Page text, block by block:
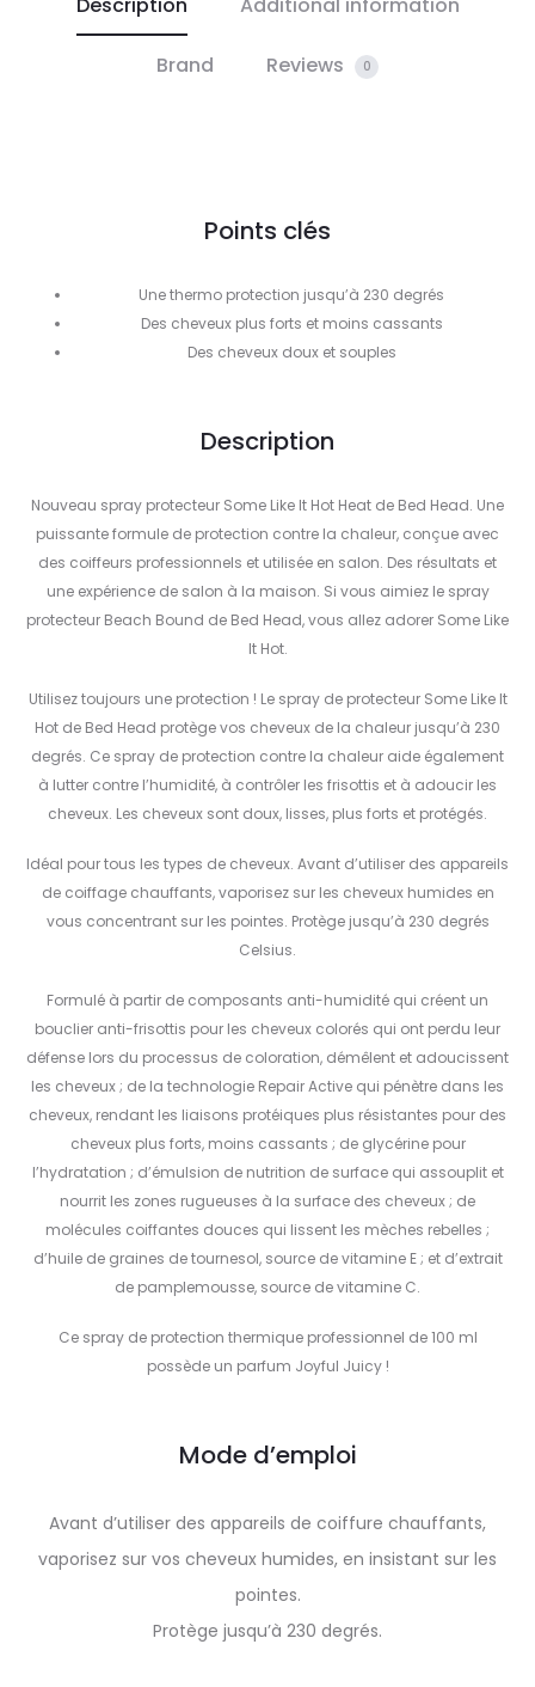
Brand Reviews 0
Points clés
Une thermo protection jusqu’à 230 degrés
Des cheveux plus forts et moins cassants
Des cheveux doux et souples
Description
Nouveau spray protecteur Some Like It Hot Heat de Bed Head. Une
puissante formule de protection contre la chaleur, conçue avec
des coiffeurs professionnels et utilisée en salon. Des résultats et
une expérience de salon à la maison. Si vous aimiez le spray
protecteur Beach Bound de Bed Head, vous allez adorer Some Like
It Hot.
Utilisez toujours une protection ! Le spray de protecteur Some Like It
Hot de Bed Head protège vos cheveux de la chaleur jusqu’à 230
degrés. Ce spray de protection contre la chaleur aide également
à lutter contre l’humidité, à contrôler les frisottis et à adoucir les
cheveux. Les cheveux sont doux, lisses, plus forts et protégés.
Idéal pour tous les types de cheveux. Avant d’utiliser des appareils
de coiffage chauffants, vaporisez sur les cheveux humides en
vous concentrant sur les pointes. Protège jusqu’à 230 degrés
Celsius.
Formulé à partir de composants anti-humidité qui créent un
bouclier anti-frisottis pour les cheveux colorés qui ont perdu leur
défense lors du processus de coloration, démêlent et adoucissent
les cheveux ; de la technologie Repair Active qui pénètre dans les
cheveux, rendant les liaisons protéiques plus résistantes pour des
cheveux plus forts, moins cassants ; de glycérine pour
l’hydratation ; d’émulsion de nutrition de surface qui assouplit et
nourrit les zones rugueuses à la surface des cheveux ; de
molécules coiffantes douces qui lissent les mèches rebelles ;
d’huile de graines de tournesol, source de vitamine E ; et d’extrait
de pamplemousse, source de vitamine C.
Ce spray de protection thermique professionnel de 100 ml
possède un parfum Joyful Juicy !
Mode d’emploi
Avant d’utiliser des appareils de coiffure chauffants,
vaporisez sur vos cheveux humides, en insistant sur les
pointes.
Protège jusqu’à 230 degrés.